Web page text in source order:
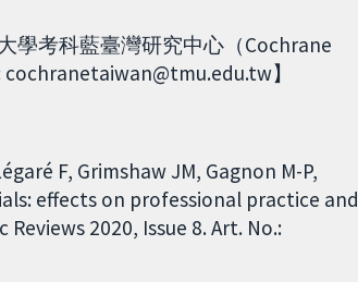
學考科藍臺灣研究中心（Cochrane
】
F, Grimshaw JM, Gagnon M-P,
effects on professional practice and
2020, Issue 8. Art. No.: